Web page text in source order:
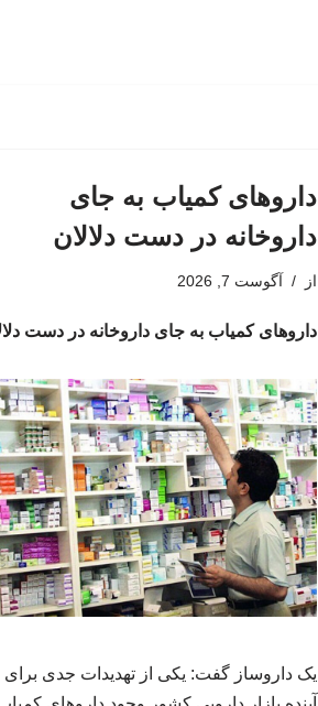
داروهای کمیاب به جای
داروخانه در دست دلالان
از آگوست 7, 2026
داروهای کمیاب به جای داروخانه در دست
یک داروساز گفت: یکی از تهدیدات جدی برای